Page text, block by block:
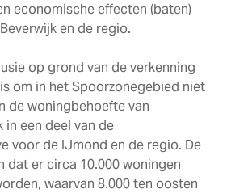
economische effecten (baten)
en de regio.
op grond van de verkenning
om in het Spoorzonegebied niet
de woningbehoefte van
in een deel van de
voor de IJmond en de regio. De
dat er circa 10.000 woningen
waarvan 8.000 ten oosten